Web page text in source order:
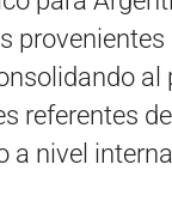
provenientes
al
referentes
a nivel